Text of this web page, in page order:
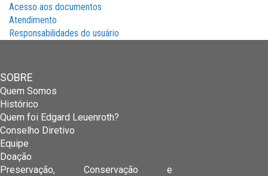
Acesso aos documentos
Atendimento
Responsabilidades do usuário
SOBRE
Quem Somos
Histórico
Quem foi Edgard Leuenroth?
Conselho Diretivo
Equipe
Doação
Preservação, Conservação e